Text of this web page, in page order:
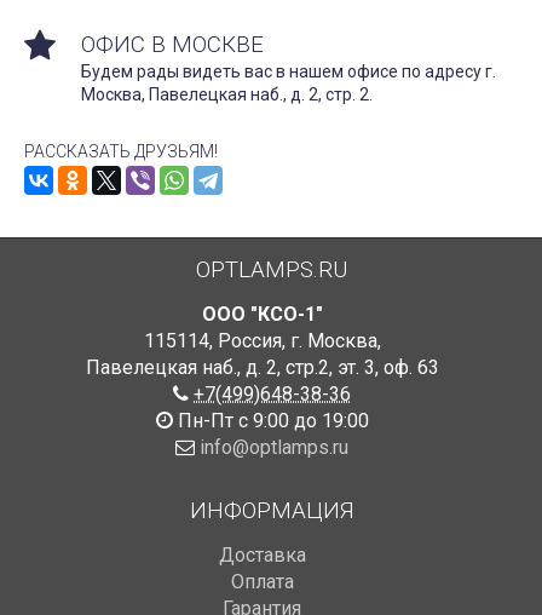
ОФИС В МОСКВЕ
Будем рады видеть вас в нашем офисе по адресу г.
Москва, Павелецкая наб., д. 2, стр. 2.
РАССКАЗАТЬ ДРУЗЬЯМ!
OPTLAMPS.RU
ООО "КСО-1"
115114, Россия, г. Москва,
Павелецкая наб., д. 2, стр.2, эт. 3, оф. 63
+7(499)648-38-36
Пн-Пт с 9:00 до 19:00
info@optlamps.ru
ИНФОРМАЦИЯ
Доставка
Оплата
Гарантия